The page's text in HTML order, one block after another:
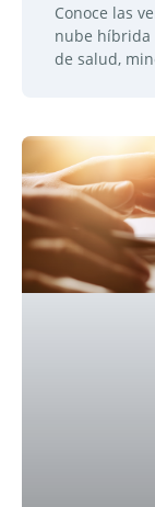
Conoce las
nube híbrida
de salud,